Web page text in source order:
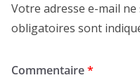
Votre adresse e-mail
obligatoires sont
Commentaire*